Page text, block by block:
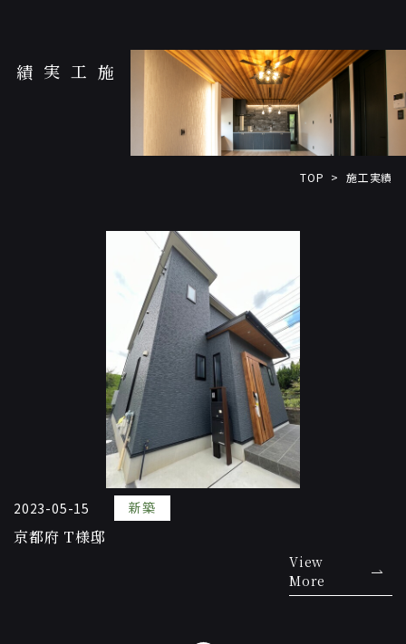
施工実績
TOP > 施工実績
2023-05-15 新築
京都府 T様邸
View
More